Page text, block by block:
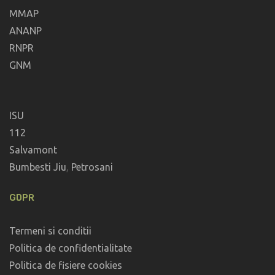
MMAP
ANANP
RNPR
GNM
ISU
112
Salvamont
Bumbesti Jiu Petrosani
GDPR
Termeni si conditii
Politica de confidentialitate
Politica de fisiere cookies